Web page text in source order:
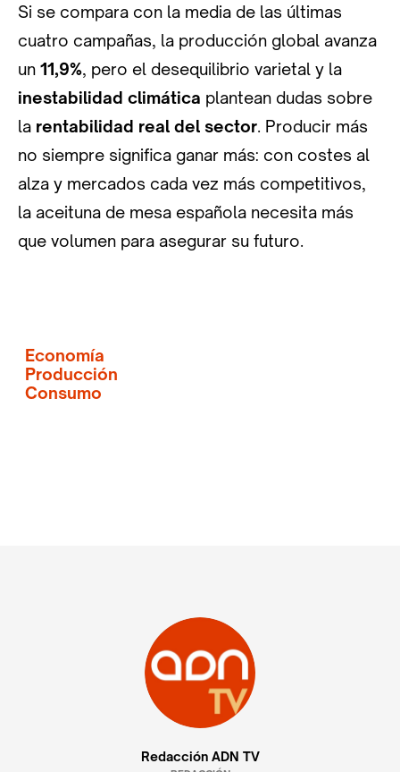
Si se compara con la media de las últimas
cuatro campañas, la producción global avanza
un 11,9%, pero el desequilibrio varietal y la
inestabilidad climática plantean dudas sobre
la rentabilidad real del sector. Producir más
no siempre significa ganar más: con costes al
alza y mercados cada vez más competitivos,
la aceituna de mesa española necesita más
que volumen para asegurar su futuro.
Economía
Producción
Consumo
Redacción ADN TV